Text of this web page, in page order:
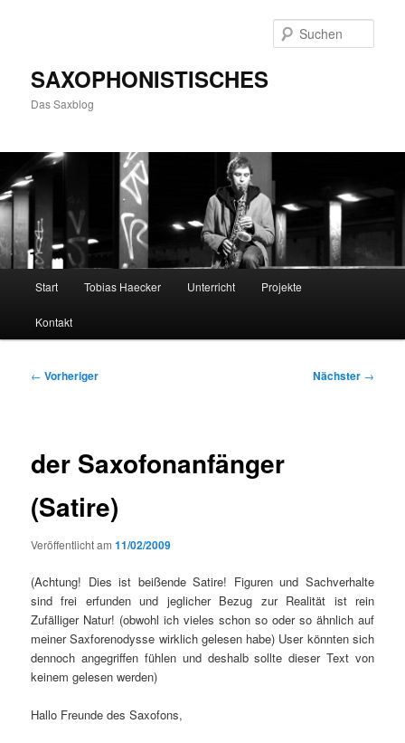
SAXOPHONISTISCHES
Das Saxblog
Start Tobias Haecker Unterricht Projekte
Kontakt
Beitragsnavigation
← Vorheriger Nächster →
der Saxofonanfänger
(Satire)
Veröffentlicht am11/02/2009
(Achtung! Dies ist beißende Satire! Figuren und Sachverhalte
sind frei erfunden und jeglicher Bezug zur Realität ist rein
Zufälliger Natur! (obwohl ich vieles schon so oder so ähnlich auf
meiner Saxforenodysse wirklich gelesen habe) User könnten sich
dennoch angegriffen fühlen und deshalb sollte dieser Text von
keinem gelesen werden)
Hallo Freunde des Saxofons,